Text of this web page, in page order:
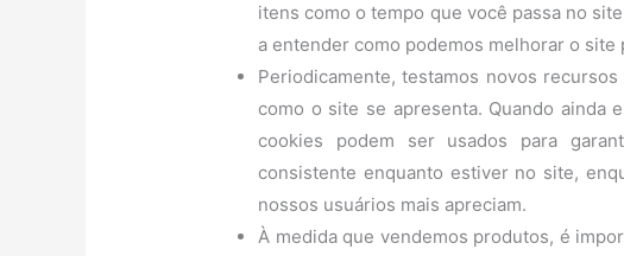
itens como o tempo que você passa no
a entender como podemos melhorar o site
Periodicamente, testamos novos
como o site se apresenta. Quando ainda
cookies podem ser usados ​​para
consistente enquanto estiver no site,
nossos usuários mais apreciam.
À medida que vendemos produtos, é